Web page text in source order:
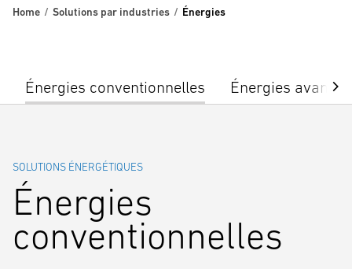
Home Solutions par industries Énergies
Énergies conventionnelles Énergies
SOLUTIONS ÉNERGÉTIQUES
Énergies
conventionnelles